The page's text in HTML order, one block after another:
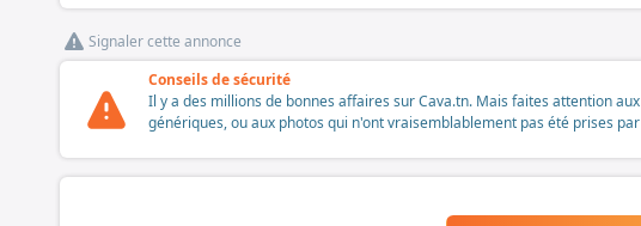
Signaler cette annonce
Conseils de sécurité
Il y a des millions de bonnes affaires sur Cava.tn. Mais faites attention
génériques, ou aux photos qui n'ont vraisemblablement pas été prises